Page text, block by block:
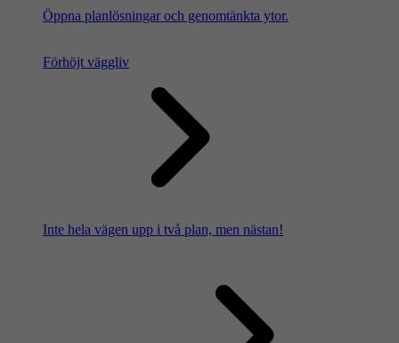
Öppna planlösningar och genomtänkta ytor.
Förhöjt väggliv
Inte hela vägen upp i två plan, men nästan!